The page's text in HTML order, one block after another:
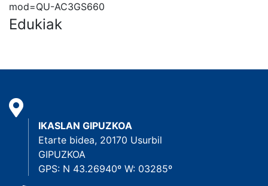
mod=QU-AC3GS660
Edukiak
IKASLAN GIPUZKOA
Etarte bidea, 20170 Usurbil
GIPUZKOA
GPS: N 43.26940º W: 03285º